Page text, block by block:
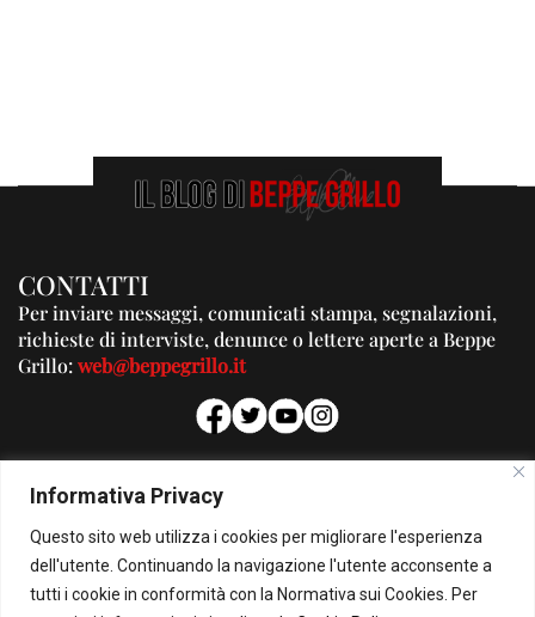
Informativa Privacy
Questo sito web utilizza i cookies per migliorare l'esperienza
dell'utente. Continuando la navigazione l'utente acconsente a
tutti i cookie in conformità con la Normativa sui Cookies. Per
CONTATTI
Per inviare messaggi, comunicati stampa, segnalazioni,
richieste di interviste, denunce o lettere aperte a Beppe
Grillo:web@beppegrillo.it
PUBBLICITA'
Per la tua pubblicità su questo Blog:
pubblicita@beppegrillo.it